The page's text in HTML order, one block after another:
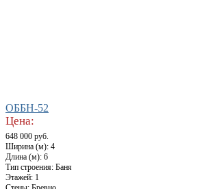
ОББН-52
Цена:
648 000 руб.
Ширина (м): 4
Длина (м): 6
Тип строения: Баня
Этажей: 1